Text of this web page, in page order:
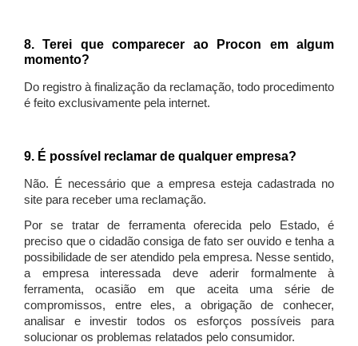
8. Terei que comparecer ao Procon em algum
momento?
Do registro à finalização da reclamação, todo procedimento
é feito exclusivamente pela internet.
9. É possível reclamar de qualquer empresa?
Não. É necessário que a empresa esteja cadastrada no
site para receber uma reclamação.
Por se tratar de ferramenta oferecida pelo Estado, é
preciso que o cidadão consiga de fato ser ouvido e tenha a
possibilidade de ser atendido pela empresa. Nesse sentido,
a empresa interessada deve aderir formalmente à
ferramenta, ocasião em que aceita uma série de
compromissos, entre eles, a obrigação de conhecer,
analisar e investir todos os esforços possíveis para
solucionar os problemas relatados pelo consumidor.